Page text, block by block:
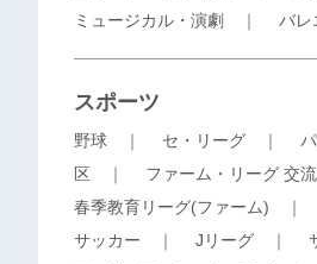
ミュージカル・演劇
｜ バレ
スポーツ
野球 ｜ セ・リーグ ｜
区 ｜ ファーム・リーグ 交
春季教育リーグ(ファーム) ｜
サッカー ｜ Jリーグ ｜